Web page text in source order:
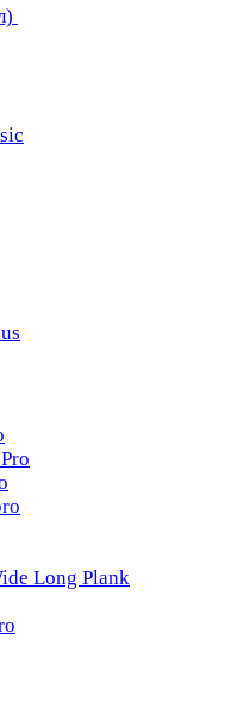
Long Plank